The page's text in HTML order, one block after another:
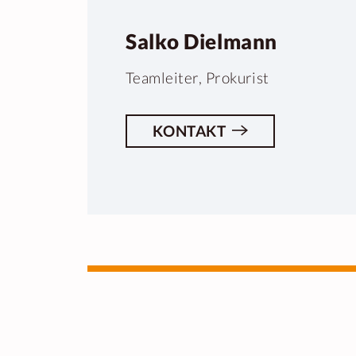
Salko Dielmann
Teamleiter, Prokurist
KONTAKT